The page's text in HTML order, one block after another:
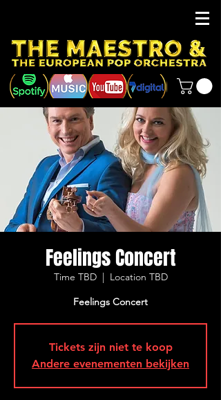
Feelings Concert
Time TBD
  |
Location TBD
Feelings Concert
Tickets zijn niet te koop
Andere evenementen bekijken